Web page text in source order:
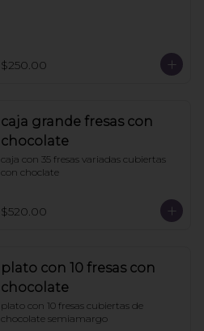
$250.00
caja grande fresas con
chocolate
caja con 35 fresas variadas cubiertas
con choclate
$520.00
plato con 10 fresas con
chocolate
plato con 10 fresas cubiertas de
chocolate semiamargo